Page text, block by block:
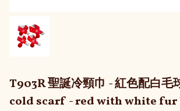
T903R 聖誕冷頸巾 - 紅色配白
cold scarf - red with white